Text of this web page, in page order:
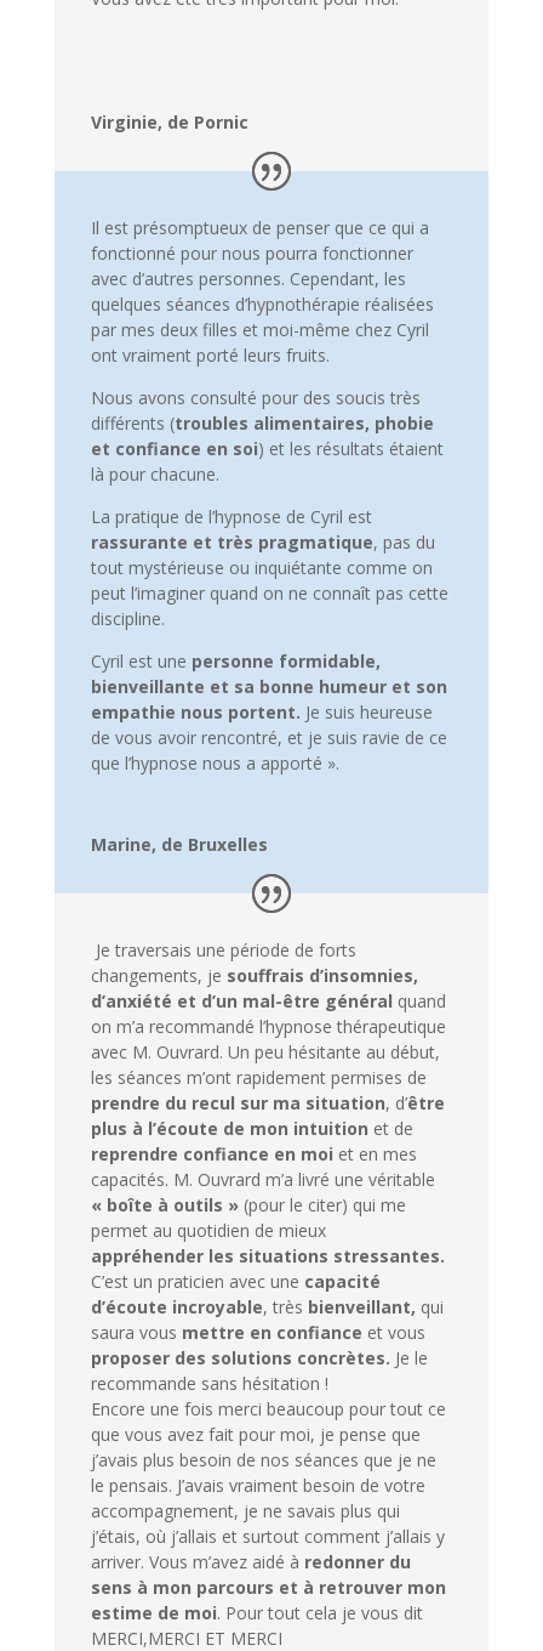
Virginie, de Pornic
Il est présomptueux de penser que ce qui a
fonctionné pour nous pourra fonctionner
avec d’autres personnes. Cependant, les
quelques séances d’hypnothérapie réalisées
par mes deux filles et moi-même chez Cyril
ont vraiment porté leurs fruits.
Nous avons consulté pour des soucis très
différents (troubles alimentaires, phobie
et confiance en soi) et les résultats étaient
là pour chacune.
La pratique de l’hypnose de Cyril est
rassurante et très pragmatique, pas du
tout mystérieuse ou inquiétante comme on
peut l’imaginer quand on ne connaît pas cette
discipline.
Cyril est une personne formidable,
bienveillante et sa bonne humeur et son
empathie nous portent. Je suis heureuse
de vous avoir rencontré, et je suis ravie de ce
que l’hypnose nous a apporté ».
Marine, de Bruxelles
Je traversais une période de forts
changements, je souffrais d’insomnies,
d’anxiété et d’un mal-être général quand
on m’a recommandé l’hypnose thérapeutique
avec M. Ouvrard. Un peu hésitante au début,
les séances m’ont rapidement permises de
prendre du recul sur ma situation, d’être
plus à l’écoute de mon intuition et de
reprendre confiance en moi et en mes
capacités. M. Ouvrard m’a livré une véritable
« boîte à outils »(pour le citer) qui me
permet au quotidien de mieux
appréhender les situations stressantes.
C’est un praticien avec une capacité
d’écoute incroyable, très bienveillant, qui
saura vous mettre en confiance et vous
proposer des solutions concrètes. Je le
recommande sans hésitation !
Encore une fois merci beaucoup pour tout ce
que vous avez fait pour moi, je pense que
j’avais plus besoin de nos séances que je ne
le pensais. J’avais vraiment besoin de votre
accompagnement, je ne savais plus qui
j’étais, où j’allais et surtout comment j’allais y
arriver. Vous m’avez aidé à redonner du
sens à mon parcours et à retrouver mon
estime de moi. Pour tout cela je vous dit
MERCI,MERCI ET MERCI